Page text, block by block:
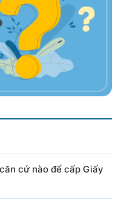
cứ nào để cấp Giấy